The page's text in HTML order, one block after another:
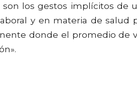
los gestos implícitos de
y en materia de salud
donde el promedio de